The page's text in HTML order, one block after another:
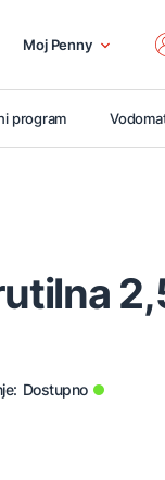
Moj Penny
program
Dostupno